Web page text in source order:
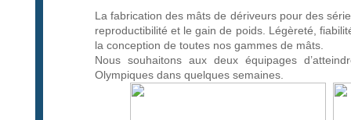
La fabrication des mâts de dériveurs pour des
reproductibilité et le gain de poids. Légèreté,
la conception de toutes nos gammes de mâts.
Nous souhaitons aux deux équipages
Olympiques dans quelques semaines.